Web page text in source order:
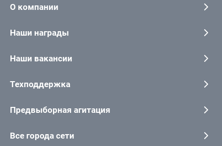
О компании
Наши награды
Наши вакансии
Техподдержка
Предвыборная агитация
Все города сети